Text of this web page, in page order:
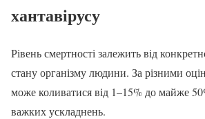
хантавірусу
Рівень смертності залежить від
стану організму людини. За різними
може коливатися від 1–15% до майже
важких ускладнень.